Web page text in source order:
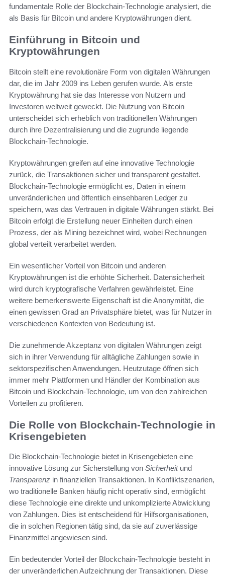
fundamentale Rolle der Blockchain-Technologie analysiert, die
als Basis für Bitcoin und andere Kryptowährungen dient.
Einführung in Bitcoin und
Kryptowährungen
Bitcoin stellt eine revolutionäre Form von digitalen Währungen
dar, die im Jahr 2009 ins Leben gerufen wurde. Als erste
Kryptowährung hat sie das Interesse von Nutzern und
Investoren weltweit geweckt. Die Nutzung von Bitcoin
unterscheidet sich erheblich von traditionellen Währungen
durch ihre Dezentralisierung und die zugrunde liegende
Blockchain-Technologie.
Kryptowährungen greifen auf eine innovative Technologie
zurück, die Transaktionen sicher und transparent gestaltet.
Blockchain-Technologie ermöglicht es, Daten in einem
unveränderlichen und öffentlich einsehbaren Ledger zu
speichern, was das Vertrauen in digitale Währungen stärkt. Bei
Bitcoin erfolgt die Erstellung neuer Einheiten durch einen
Prozess, der als Mining bezeichnet wird, wobei Rechnungen
global verteilt verarbeitet werden.
Ein wesentlicher Vorteil von Bitcoin und anderen
Kryptowährungen ist die erhöhte Sicherheit. Datensicherheit
wird durch kryptografische Verfahren gewährleistet. Eine
weitere bemerkenswerte Eigenschaft ist die Anonymität, die
einen gewissen Grad an Privatsphäre bietet, was für Nutzer in
verschiedenen Kontexten von Bedeutung ist.
Die zunehmende Akzeptanz von digitalen Währungen zeigt
sich in ihrer Verwendung für alltägliche Zahlungen sowie in
sektorspezifischen Anwendungen. Heutzutage öffnen sich
immer mehr Plattformen und Händler der Kombination aus
Bitcoin und Blockchain-Technologie, um von den zahlreichen
Vorteilen zu profitieren.
Die Rolle von Blockchain-Technologie in
Krisengebieten
Die Blockchain-Technologie bietet in Krisengebieten eine
innovative Lösung zur Sicherstellung von Sicherheitund
Transparenz in finanziellen Transaktionen. In Konfliktszenarien,
wo traditionelle Banken häufig nicht operativ sind, ermöglicht
diese Technologie eine direkte und unkomplizierte Abwicklung
von Zahlungen. Dies ist entscheidend für Hilfsorganisationen,
die in solchen Regionen tätig sind, da sie auf zuverlässige
Finanzmittel angewiesen sind.
Ein bedeutender Vorteil der Blockchain-Technologie besteht in
der unveränderlichen Aufzeichnung der Transaktionen. Diese